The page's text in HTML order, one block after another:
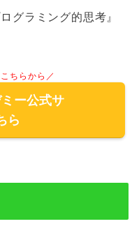
グラミング的思考』
ちらから／
ー公式サ
ら